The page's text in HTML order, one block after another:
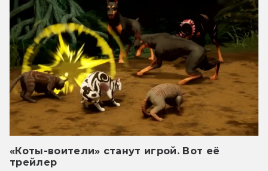
«Коты-воители» станут игрой. Вот её
трейлер